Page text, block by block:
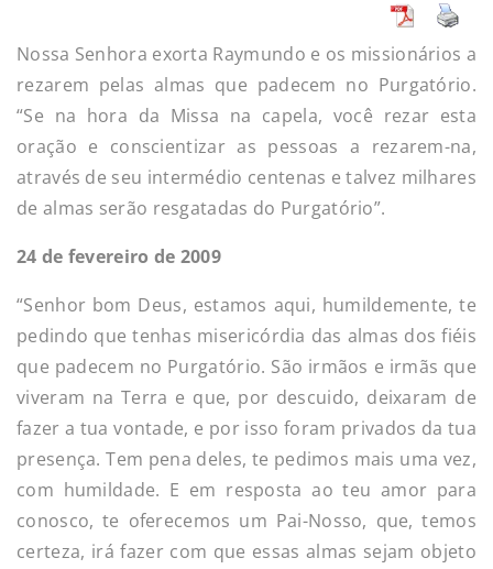
Nossa Senhora exorta Raymundo e os missionários a
rezarem pelas almas que padecem no Purgatório.
“Se na hora da Missa na capela, você rezar esta
oração e conscientizar as pessoas a rezarem-na,
através de seu intermédio centenas e talvez milhares
de almas serão resgatadas do Purgatório”.
24 de fevereiro de 2009
“Senhor bom Deus, estamos aqui, humildemente, te
pedindo que tenhas misericórdia das almas dos fiéis
que padecem no Purgatório. São irmãos e irmãs que
viveram na Terra e que, por descuido, deixaram de
fazer a tua vontade, e por isso foram privados da tua
presença. Tem pena deles, te pedimos mais uma vez,
com humildade. E em resposta ao teu amor para
conosco, te oferecemos um Pai-Nosso, que, temos
certeza, irá fazer com que essas almas sejam objeto